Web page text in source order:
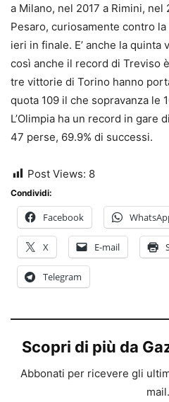
a Milano, nel 2017 a Rimini, nel
Pesaro, curiosamente contro
ieri in finale. E’ anche la quinta
così anche il record di Treviso
tre vittorie di Torino hanno
quota 109 il che sopravanza le
L’Olimpia ha un record in gare
47 perse, 69.9% di successi.
Post Views: 8
Condividi:
Facebook
X E-mail
Telegram
Scopri di più da
Abbonati per ricevere gli
mail.